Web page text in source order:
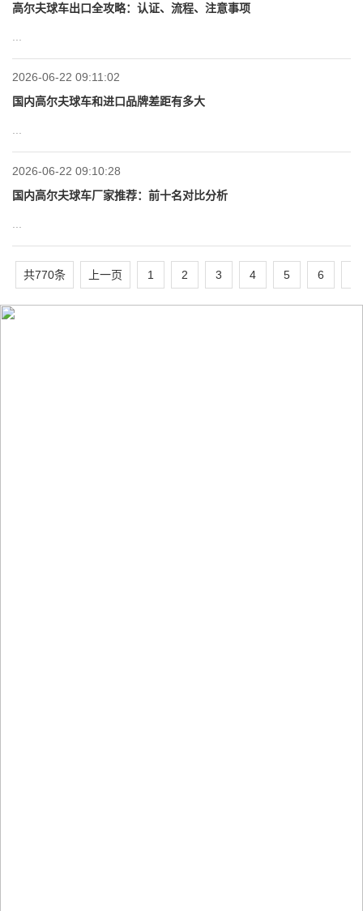
高尔夫球车出口全攻略：认证、流程、注意事项
2026-06-22 09:11:02
国内高尔夫球车和进口品牌差距有多大
2026-06-22 09:10:28
国内高尔夫球车厂家推荐：前十名对比分析
共770条 上一页 1 2 3 4 5 6